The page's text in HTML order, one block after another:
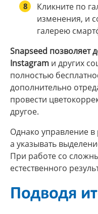
8
Кликните по
изменения, и
галерею
Snapseed позволяет
Instagram и других
полностью
дополнительно
провести
другое.
Однако управление
а указывать
При работе со
естественного
Подводя